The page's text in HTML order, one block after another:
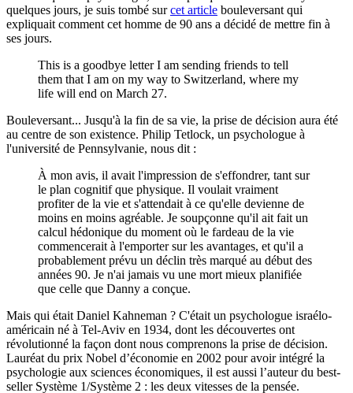
quelques jours, je suis tombé surcet article bouleversant qui
expliquait comment cet homme de 90 ans a décidé de mettre fin à
ses jours.
This is a goodbye letter I am sending friends to tell
them that I am on my way to Switzerland, where my
life will end on March 27.
Bouleversant... Jusqu'à la fin de sa vie, la prise de décision aura été
au centre de son existence. Philip Tetlock, un psychologue à
l'université de Pennsylvanie, nous dit :
À mon avis, il avait l'impression de s'effondrer, tant sur
le plan cognitif que physique. Il voulait vraiment
profiter de la vie et s'attendait à ce qu'elle devienne de
moins en moins agréable. Je soupçonne qu'il ait fait un
calcul hédonique du moment où le fardeau de la vie
commencerait à l'emporter sur les avantages, et qu'il a
probablement prévu un déclin très marqué au début des
années 90. Je n'ai jamais vu une mort mieux planifiée
que celle que Danny a conçue.
Mais qui était Daniel Kahneman ? C'était un psychologue israélo-
américain né à Tel-Aviv en 1934, dont les découvertes ont
révolutionné la façon dont nous comprenons la prise de décision.
Lauréat du prix Nobel d’économie en 2002 pour avoir intégré la
psychologie aux sciences économiques​, il est aussi l’auteur du best-
seller Système 1/Système 2 : les deux vitesses de la pensée.